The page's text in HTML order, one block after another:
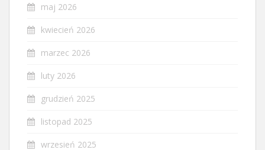
maj 2026
kwiecień 2026
marzec 2026
luty 2026
grudzień 2025
listopad 2025
wrzesień 2025